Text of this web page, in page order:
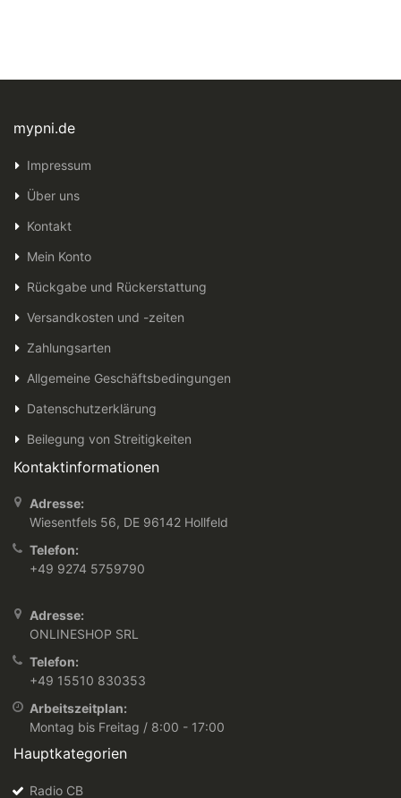
mypni.de
Impressum
Über uns
Kontakt
Mein Konto
Rückgabe und Rückerstattung
Versandkosten und -zeiten
Zahlungsarten
Allgemeine Geschäftsbedingungen
Datenschutzerklärung
Beilegung von Streitigkeiten
Kontaktinformationen
Adresse:
Wiesentfels 56, DE 96142 Hollfeld
Telefon:
+49 9274 5759790
Adresse:
ONLINESHOP SRL
Telefon:
+49 15510 830353
Arbeitszeitplan:
Montag bis Freitag / 8:00 - 17:00
Hauptkategorien
Radio CB